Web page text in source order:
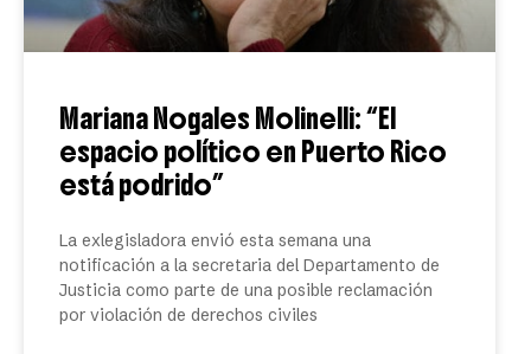
Mariana Nogales Molinelli: “El
espacio político en Puerto Rico
está podrido”
La exlegisladora envió esta semana una
notificación a la secretaria del Departamento de
Justicia como parte de una posible reclamación
por violación de derechos civiles